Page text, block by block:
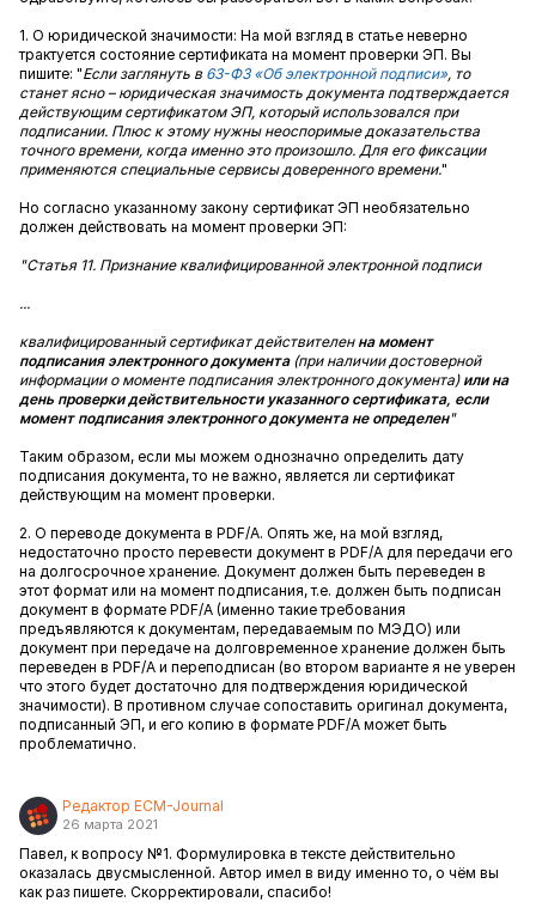
1. О юридической значимости: На мой взгляд в статье неверно
трактуется состояние сертификата на момент проверки ЭП. Вы
пишите: "Если заглянуть в 63-ФЗ «Об электронной подписи», то
станет ясно – юридическая значимость документа подтверждается
действующим сертификатом ЭП, который использовался при
подписании. Плюс к этому нужны неоспоримые доказательства
точного времени, когда именно это произошло. Для его фиксации
применяются специальные сервисы доверенного времени."
Но согласно указанному закону сертификат ЭП необязательно
должен действовать на момент проверки ЭП:
"Статья 11. Признание квалифицированной электронной подписи
...
квалифицированный сертификат действителен на момент
подписания электронного документа(при наличии достоверной
информации о моменте подписания электронного документа) или на
день проверки действительности указанного сертификата, если
момент подписания электронного документа не определен"
Таким образом, если мы можем однозначно определить дату
подписания документа, то не важно, является ли сертификат
действующим на момент проверки.
2. О переводе документа в PDF/A. Опять же, на мой взгляд,
недостаточно просто перевести документ в PDF/A для передачи его
на долгосрочное хранение. Документ должен быть переведен в
этот формат или на момент подписания, т.е. должен быть подписан
документ в формате PDF/A (именно такие требования
предъявляются к документам, передаваемым по МЭДО) или
документ при передаче на долговременное хранение должен быть
переведен в PDF/A и переподписан (во втором варианте я не уверен
что этого будет достаточно для подтверждения юридической
значимости). В противном случае сопоставить оригинал документа,
подписанный ЭП, и его копию в формате PDF/A может быть
проблематично.
Редактор ECM-Journal
26 марта 2021
Павел, к вопросу №1. Формулировка в тексте действительно
оказалась двусмысленной. Автор имел в виду именно то, о чём вы
как раз пишете. Скорректировали, спасибо!